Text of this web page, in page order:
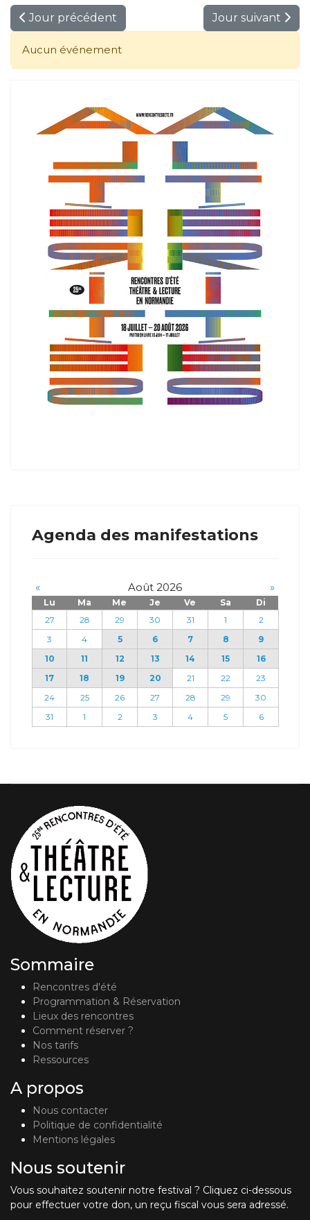
Jour précédent Jour suivant
Aucun événement
Agenda des manifestations
« Août 2026 »
Lu Ma Me Je Ve Sa
Di
27
28 29 30 31 1
2
3
4 5 6 7 8
9
10
11 12 13 14 15
16
17
18 19 20 21 22
23
24
25 26 27 28 29
30
31
1 2 3 4 5 6
Sommaire
Rencontres d'été
Programmation & Réservation
Lieux des rencontres
Comment réserver ?
Nos tarifs
Ressources
A propos
Nous contacter
Politique de confidentialité
Mentions légales
Nous soutenir
Vous souhaitez soutenir notre festival ? Cliquez ci-dessous
pour effectuer votre don, un reçu fiscal vous sera adressé.